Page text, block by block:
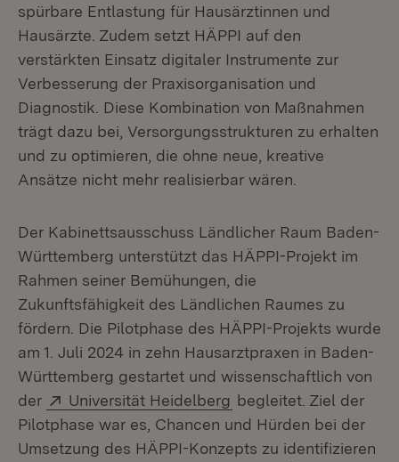
spürbare Entlastung für Hausärztinnen und
Hausärzte. Zudem setzt HÄPPI auf den
verstärkten Einsatz digitaler Instrumente zur
Verbesserung der Praxisorganisation und
Diagnostik. Diese Kombination von Maßnahmen
trägt dazu bei, Versorgungsstrukturen zu erhalten
und zu optimieren, die ohne neue, kreative
Ansätze nicht mehr realisierbar wären.
Der Kabinettsausschuss Ländlicher Raum Baden-
Württemberg unterstützt das HÄPPI-Projekt im
Rahmen seiner Bemühungen, die
Zukunftsfähigkeit des Ländlichen Raumes zu
fördern. Die Pilotphase des HÄPPI-Projekts wurde
am 1. Juli 2024 in zehn Hausarztpraxen in Baden-
Württemberg gestartet und wissenschaftlich von
der
Extern:
Universität Heidelberg (Öffnet in neuem
begleitet. Ziel der
Pilotphase war es, Chancen und Hürden bei der
Umsetzung des HÄPPI-Konzepts zu identifizieren